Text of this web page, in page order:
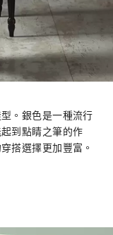
。銀色是一種流行
到點睛之筆的作
搭選擇更加豐富。